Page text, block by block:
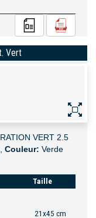
Vert
VERT 2.5
Couleur: Verde
Taille
21x45 cm